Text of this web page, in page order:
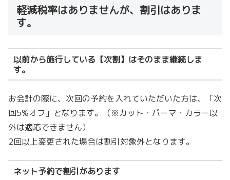
軽減税率はありませんが、割引はありま
す。
以前から施行している【次割】はそのまま継続しま
す。
お会計の際に、次回の予約を入れていただいた方は、「次
回5%オフ」となります。（※カット・パーマ・カラー以
外は適応できません）
2回以上変更された場合は割引対象外となります。
ネット予約で割引があります